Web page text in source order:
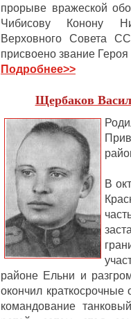
прорыве вражеской
Чибисову Конону
Верховного Совета
присвоено звание
Подробнее>>
Щербаков
В
районе Ельни и
окончил
командование